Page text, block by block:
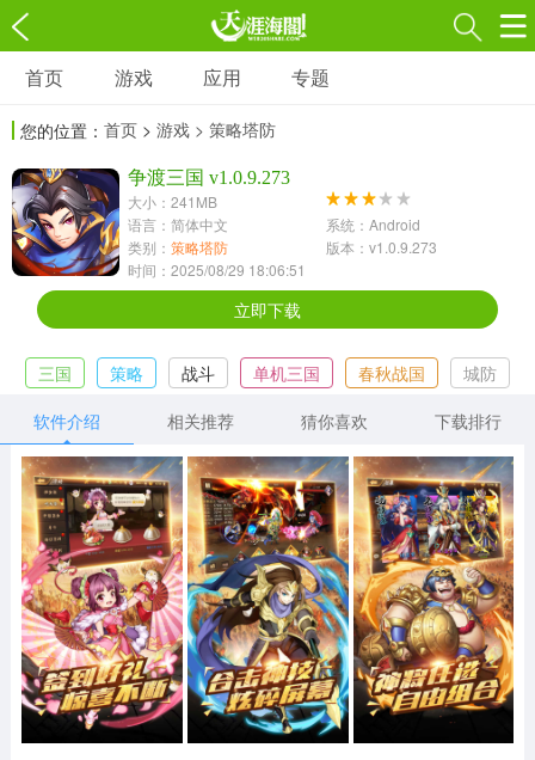
游戏
3697款应用
1597款应用
休闲益智
13387款应用
2196款应用
冒险解谜
1072款应用
418款应用
568款应用
音乐舞蹈
269款应用
2716款应用
515款应用
其他
1654款应用
游戏助手
515款应用
MOD游戏
1056款应用
首页 游戏 应用 专题
您的位置： 首页 > 游戏 > 策略塔防
争渡三国 v1.0.9.273
大小：241MB
语言：简体中文
系统：Android
类别： 策略塔防
版本：v1.0.9.273
时间：2025/08/29 18:06:51
立即下载
三国 策略 战斗 单机三国 春秋战国
城防
软件介绍
相关推荐 猜你喜欢 下载排行